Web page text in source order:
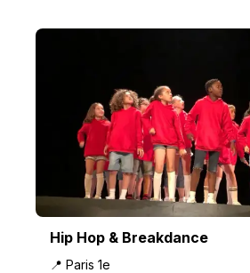
Hip Hop & Breakdance
📍 Paris 1e